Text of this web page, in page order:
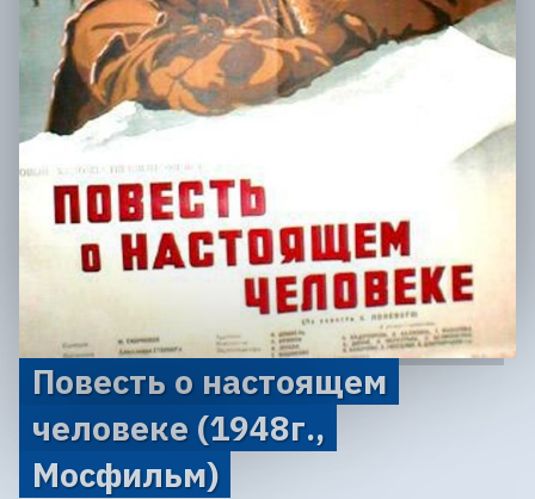
Повесть о настоящем
человеке (1948г.,
Мосфильм)